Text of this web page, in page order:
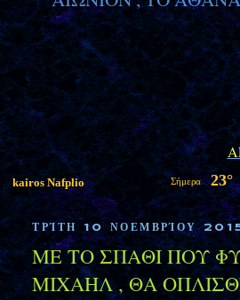
ΤΡΊΤΗ 10 ΝΟΕΜΒΡΊΟΥ
ΜΕ ΤΟ ΣΠΑΘΙ ΠΟΥ
ΜΙΧΑΗΛ , ΘΑ